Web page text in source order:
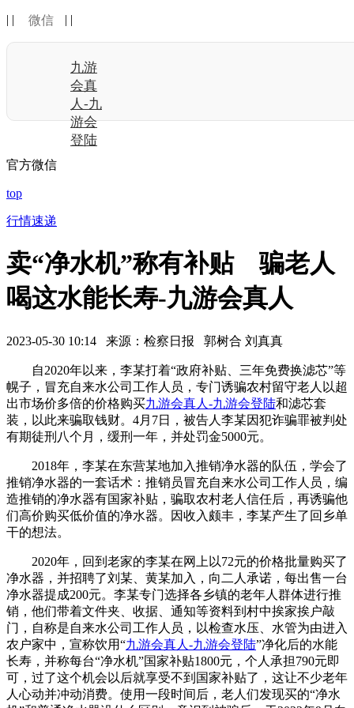
| | 微信 | |
九游
会真
人-九
游会
登陆
官方微信
top
行情速递
卖“净水机”称有补贴 骗老人
喝这水能长寿-九游会真人
2023-05-30 10:14 来源：检察日报 郭树合 刘真真
自2020年以来，李某打着“政府补贴、三年免费换滤芯”等
幌子，冒充自来水公司工作人员，专门诱骗农村留守老人以超
出市场价多倍的价格购买九游会真人-九游会登陆和滤芯套
装，以此来骗取钱财。4月7日，被告人李某因犯诈骗罪被判处
有期徒刑八个月，缓刑一年，并处罚金5000元。
2018年，李某在东营某地加入推销净水器的队伍，学会了
推销净水器的一套话术：推销员冒充自来水公司工作人员，编
造推销的净水器有国家补贴，骗取农村老人信任后，再诱骗他
们高价购买低价值的净水器。因收入颇丰，李某产生了回乡单
干的想法。
2020年，回到老家的李某在网上以72元的价格批量购买了
净水器，并招聘了刘某、黄某加入，向二人承诺，每出售一台
净水器提成200元。李某专门选择各乡镇的老年人群体进行推
销，他们带着文件夹、收据、通知等资料到村中挨家挨户敲
门，自称是自来水公司工作人员，以检查水压、水管为由进入
农户家中，宣称饮用“九游会真人-九游会登陆”净化后的水能
长寿，并称每台“净水机”国家补贴1800元，个人承担790元即
可，过了这个机会以后就享受不到国家补贴了，这让不少老年
人心动并冲动消费。使用一段时间后，老人们发现买的“净水